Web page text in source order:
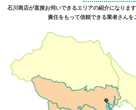
石川商店が直接お伺いできるエリアの紹介になりま
責任をもって信頼できる業者さんを